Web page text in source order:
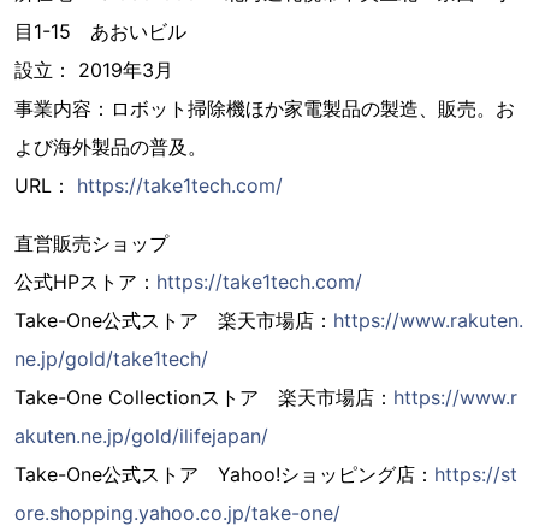
目1-15 あおいビル
設立： 2019年3月
事業内容：ロボット掃除機ほか家電製品の製造、販売。お
よび海外製品の普及。
URL： https://take1tech.com/
直営販売ショップ
公式HPストア： https://take1tech.com/
Take-One公式ストア 楽天市場店： https://www.rakuten.
ne.jp/gold/take1tech/
Take-One Collectionストア 楽天市場店： https://www.r
akuten.ne.jp/gold/ilifejapan/
Take-One公式ストア Yahoo!ショッピング店： https://st
ore.shopping.yahoo.co.jp/take-one/